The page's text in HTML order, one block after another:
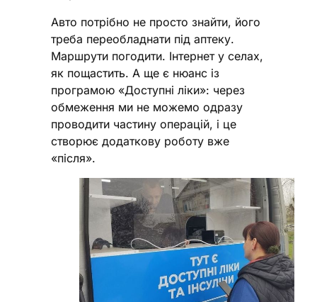
Авто потрібно не просто знайти, його
треба переобладнати під аптеку.
Маршрути погодити. Інтернет у селах,
як пощастить. А ще є нюанс із
програмою «Доступні ліки»: через
обмеження ми не можемо одразу
проводити частину операцій, і це
створює додаткову роботу вже
«після».